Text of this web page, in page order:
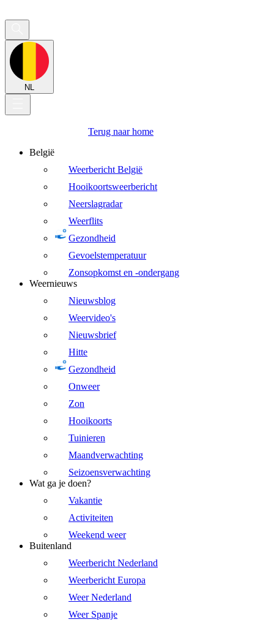
NL
Terug naar home
België
Weerbericht België
Hooikoortsweerbericht
Neerslagradar
Weerflits
Gezondheid
Gevoelstemperatuur
Zonsopkomst en -ondergang
Weernieuws
Nieuwsblog
Weervideo's
Nieuwsbrief
Hitte
Gezondheid
Onweer
Zon
Hooikoorts
Tuinieren
Maandverwachting
Seizoensverwachting
Wat ga je doen?
Vakantie
Activiteiten
Weekend weer
Buitenland
Weerbericht Nederland
Weerbericht Europa
Weer Nederland
Weer Spanje